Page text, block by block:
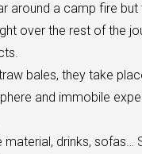
around a camp fire but
over the rest of the
bales, they take
and immobile
drinks, sofas…